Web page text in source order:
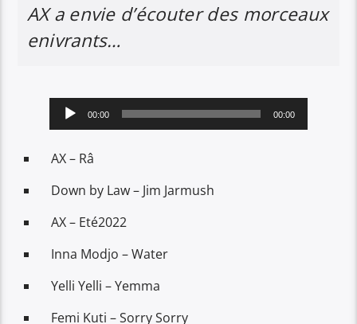
AX a envie d’écouter des morceaux
enivrants…
Lecteur
audio
00:00 00:00
AX – Râ
Down by Law – Jim Jarmush
AX – Eté2022
Inna Modjo – Water
Yelli Yelli – Yemma
Femi Kuti – Sorry Sorry